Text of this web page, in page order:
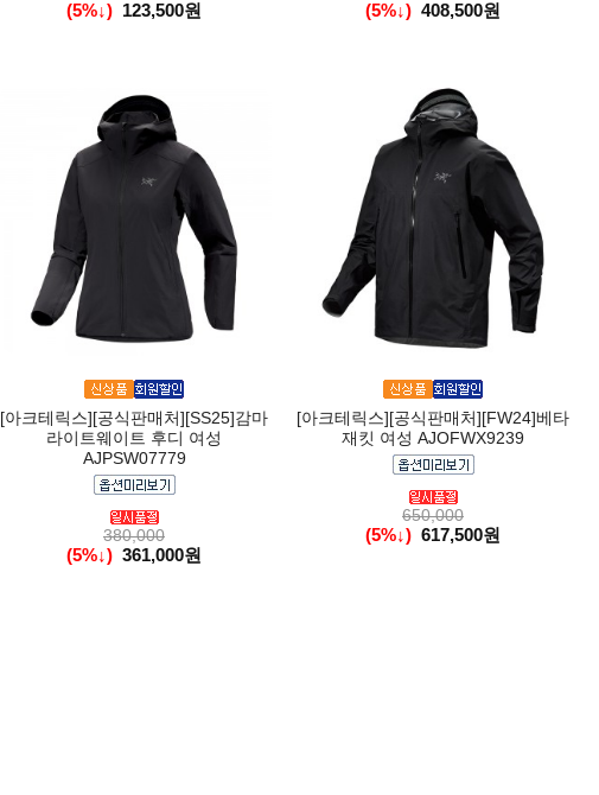
(5%↓) 123,500원 (5%↓) 408,500원
[아크테릭스][공식판매처][SS25]감마
라이트웨이트 후디 여성
AJPSW07779
380,000
(5%↓) 361,000원
[아크테릭스][공식판매처][FW24]베타
재킷 여성 AJOFWX9239
650,000
(5%↓) 617,500원